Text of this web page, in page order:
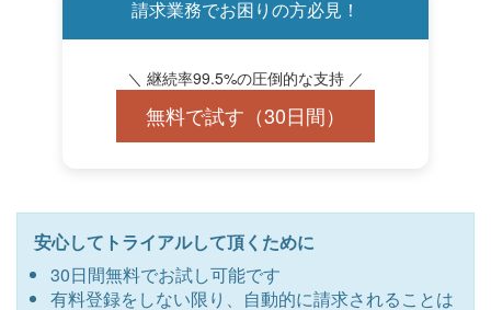
請求業務でお困りの方必見！
＼ 継続率99.5%の圧倒的な支持 ／
無料で試す（30日間）
安心してトライアルして頂くために
30日間無料でお試し可能です
有料登録をしない限り、自動的に請求されることは